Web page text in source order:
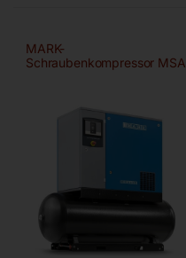
MARK-
Schraubenkompressor MSA